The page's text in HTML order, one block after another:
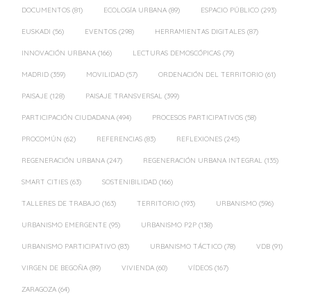
DOCUMENTOS (81) ECOLOGÍA URBANA (89) ESPACIO PÚBLICO (293)
EUSKADI (56) EVENTOS (298) HERRAMIENTAS DIGITALES (87)
INNOVACIÓN URBANA (166) LECTURAS DEMOSCÓPICAS (79)
MADRID (359) MOVILIDAD (57) ORDENACIÓN DEL TERRITORIO (61)
PAISAJE (128) PAISAJE TRANSVERSAL (399)
PARTICIPACIÓN CIUDADANA (494) PROCESOS PARTICIPATIVOS (58)
PROCOMÚN (62) REFERENCIAS (83) REFLEXIONES (245)
REGENERACIÓN URBANA (247) REGENERACIÓN URBANA INTEGRAL (135)
SMART CITIES (63) SOSTENIBILIDAD (166)
TALLERES DE TRABAJO (163) TERRITORIO (193) URBANISMO (596)
URBANISMO EMERGENTE (95) URBANISMO P2P (138)
URBANISMO PARTICIPATIVO (83) URBANISMO TÁCTICO (78) VDB (91)
VIRGEN DE BEGOÑA (89) VIVIENDA (60) VÍDEOS (167)
ZARAGOZA (64)